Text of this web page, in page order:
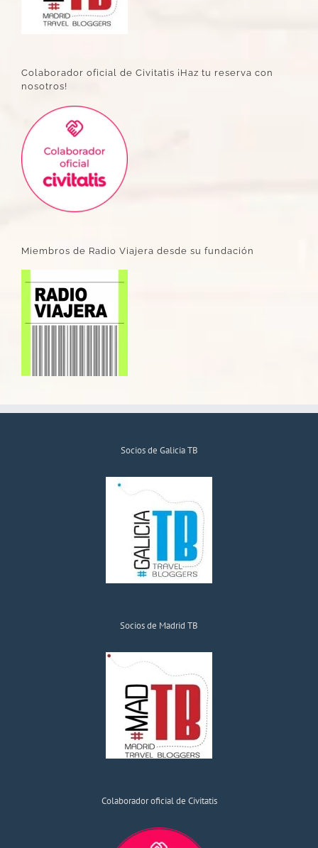
Colaborador oficial de Civitatis ¡Haz tu reserva con
nosotros!
Miembros de Radio Viajera desde su fundación
Socios de Galicia TB
Socios de Madrid TB
Colaborador oficial de Civitatis